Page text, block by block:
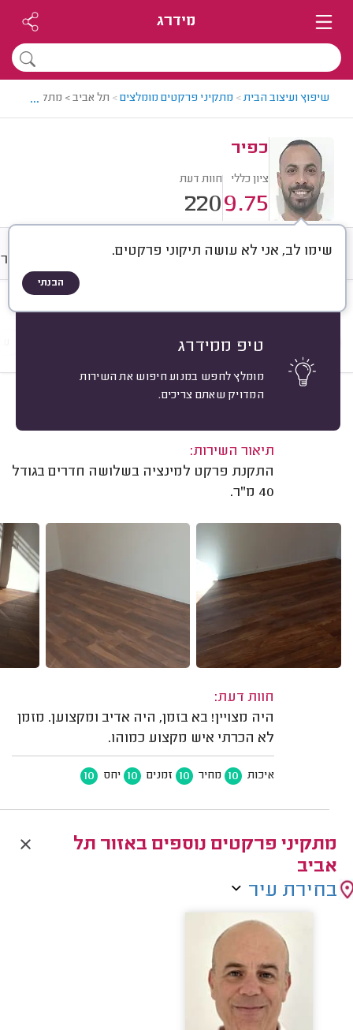
מידרג
שיפוץ ועיצוב הבית> מתקיני פרקטים מומלצים> תל אביב > מתקין
...
כפיר
ציון כללי
9.75
חוות דעת
220
שימו לב, אני לא עושה תיקוני פרקטים.
הבנתי
טיפ ממידרג
מומלץ לחפש במנוע חיפוש את השירות
המדויק שאתם צריכים.
חוות דעת מחירים
התקנת פרקט
ניר ריבלין, תל אביב.
תיאור השירות:
התקנת פרקט למינציה בשלושה חדרים בגודל
40 מ"ר.
חוות דעת:
היה מצויין! בא בזמן, היה אדיב ומקצוען. מזמן
לא הכרתי איש מקצוע כמוהו.
איכות 10 מחיר 10 זמנים 10 יחס 10
מתקיני פרקטים נוספים באזור תל
אביב
בחירת עיר